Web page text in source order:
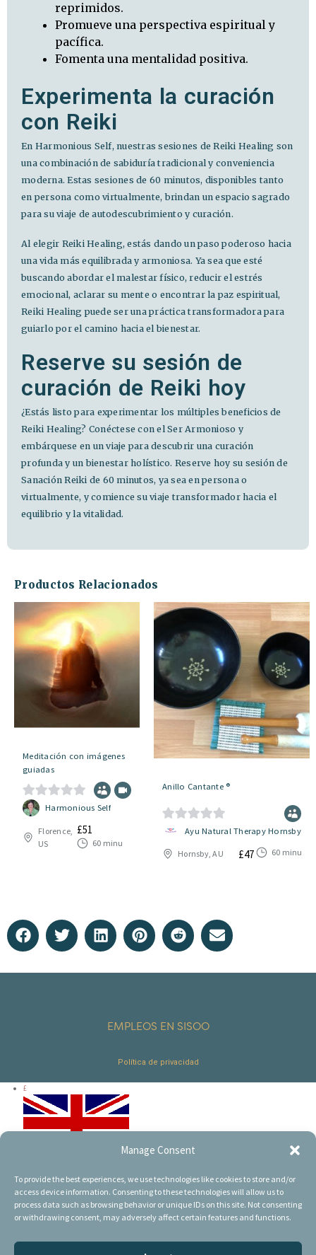
Manage Consent
To provide the best experiences, we use technologies like cookies to store and/or
access device information. Consenting to these technologies will allow us to
process data such as browsing behavior or unique IDs on this site. Not consenting
or withdrawing consent, may adversely affect certain features and functions.
reprimidos.
Promueve una perspectiva espiritual y
pacífica.
Fomenta una mentalidad positiva.
Experimenta la curación
con Reiki
En Harmonious Self, nuestras sesiones de Reiki Healing son
una combinación de sabiduría tradicional y conveniencia
moderna. Estas sesiones de 60 minutos, disponibles tanto
en persona como virtualmente, brindan un espacio sagrado
para su viaje de autodescubrimiento y curación.
Al elegir Reiki Healing, estás dando un paso poderoso hacia
una vida más equilibrada y armoniosa. Ya sea que esté
buscando abordar el malestar físico, reducir el estrés
emocional, aclarar su mente o encontrar la paz espiritual,
Reiki Healing puede ser una práctica transformadora para
guiarlo por el camino hacia el bienestar.
Reserve su sesión de
curación de Reiki hoy
¿Estás listo para experimentar los múltiples beneficios de
Reiki Healing? Conéctese con el Ser Armonioso y
embárquese en un viaje para descubrir una curación
profunda y un bienestar holístico. Reserve hoy su sesión de
Sanación Reiki de 60 minutos, ya sea en persona o
virtualmente, y comience su viaje transformador hacia el
equilibrio y la vitalidad.
Productos Relacionados
Meditación con imágenes
guiadas
0
e
Harmonious Self
Florence,
US
£51
60 minutos
Anillo Cantante ®
0
d
Ayu Natural Therapy Hornsby
Hornsby, AU £47 60 minutos
EMPLEOS EN SISOO
Política de privacidad
£